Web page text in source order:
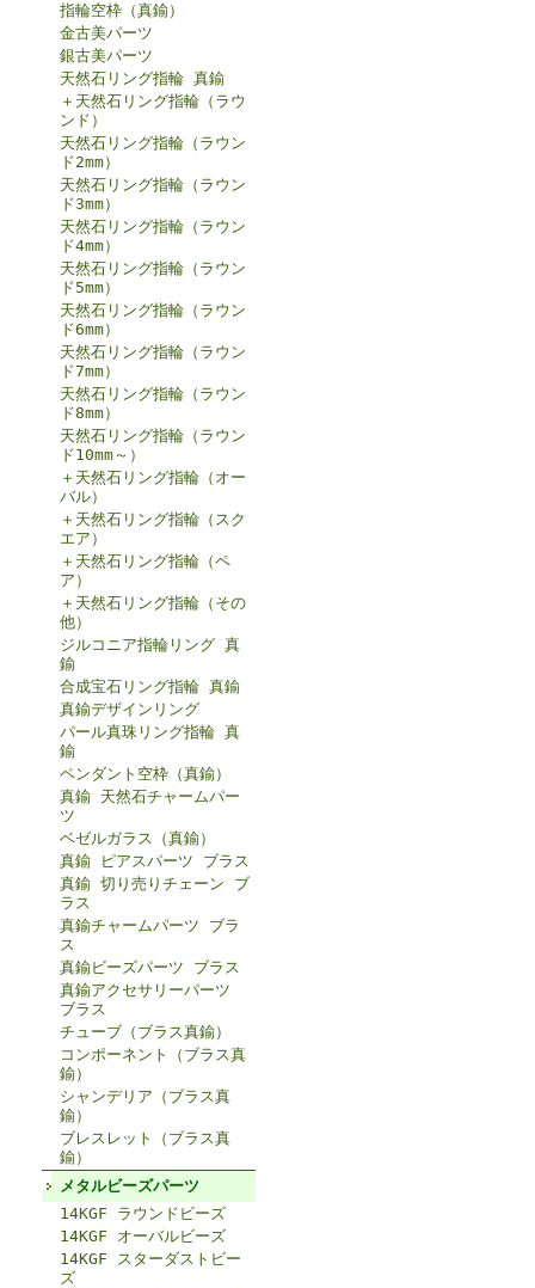
指輪空枠（真鍮）
金古美パーツ
銀古美パーツ
天然石リング指輪 真鍮
＋天然石リング指輪（ラウ
ンド）
天然石リング指輪（ラウン
ド2mm）
天然石リング指輪（ラウン
ド3mm）
天然石リング指輪（ラウン
ド4mm）
天然石リング指輪（ラウン
ド5mm）
天然石リング指輪（ラウン
ド6mm）
天然石リング指輪（ラウン
ド7mm）
天然石リング指輪（ラウン
ド8mm）
天然石リング指輪（ラウン
ド10mm～）
＋天然石リング指輪（オー
バル）
＋天然石リング指輪（スク
エア）
＋天然石リング指輪（ペ
ア）
＋天然石リング指輪（その
他）
ジルコニア指輪リング 真
鍮
合成宝石リング指輪 真鍮
真鍮デザインリング
パール真珠リング指輪 真
鍮
ペンダント空枠（真鍮）
真鍮 天然石チャームパー
ツ
ベゼルガラス（真鍮）
真鍮 ピアスパーツ ブラス
真鍮 切り売りチェーン ブ
ラス
真鍮チャームパーツ ブラ
ス
真鍮ビーズパーツ ブラス
真鍮アクセサリーパーツ
ブラス
チューブ（ブラス真鍮）
コンポーネント（ブラス真
鍮）
シャンデリア（ブラス真
鍮）
ブレスレット（ブラス真
鍮）
メタルビーズパーツ
14KGF ラウンドビーズ
14KGF オーバルビーズ
14KGF スターダストビー
ズ